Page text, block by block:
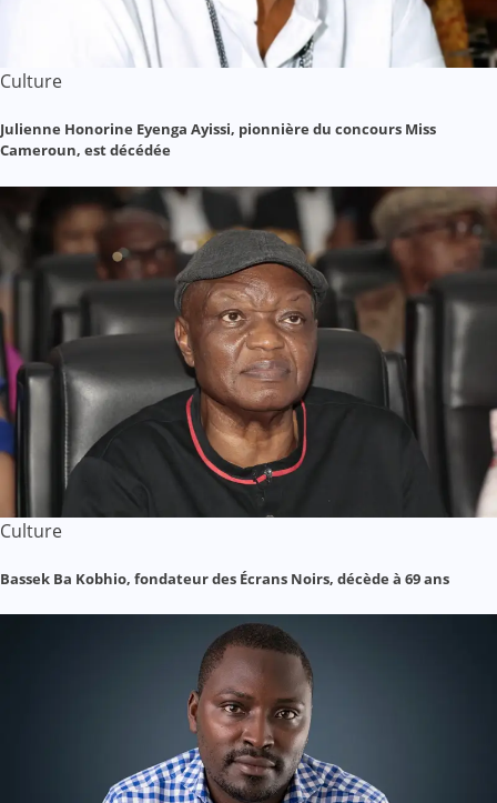
Culture
Julienne Honorine Eyenga Ayissi, pionnière du concours Miss
Cameroun, est décédée
Culture
Bassek Ba Kobhio, fondateur des Écrans Noirs, décède à 69 ans